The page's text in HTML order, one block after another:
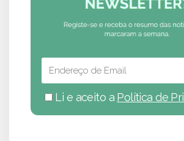
Li e aceito a Política de